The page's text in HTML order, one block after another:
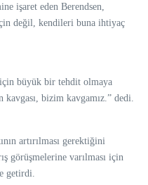
işaret eden Berendsen,
değil, kendileri buna ihtiyaç
büyük bir tehdit olmaya
bizim kavgamız.” dedi.
artırılması gerektiğini
görüşmelerine varılması için
getirdi.